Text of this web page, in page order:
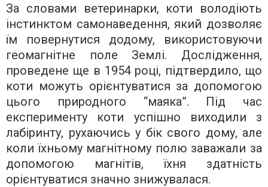
За словами ветеринарки, коти володіють
інстинктом самонаведення, який дозволяє
їм повернутися додому, використовуючи
геомагнітне поле Землі. Дослідження,
проведене ще в 1954 році, підтвердило, що
коти можуть орієнтуватися за допомогою
цього природного “маяка”. Під час
експерименту коти успішно виходили з
лабіринту, рухаючись у бік свого дому, але
коли їхньому магнітному полю заважали за
допомогою магнітів, їхня здатність
орієнтуватися значно знижувалася.